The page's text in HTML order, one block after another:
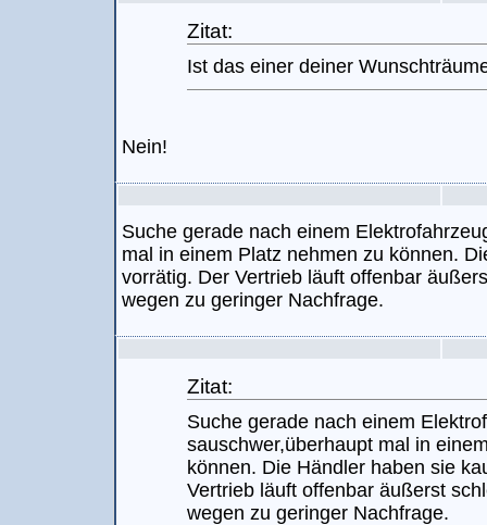
Zitat:
Ist das einer deiner
Nein!
Suche gerade nach einem
mal in einem Platz nehmen zu können.
vorrätig. Der Vertrieb läuft offenbar
wegen zu geringer Nachfrage.
Zitat:
Suche gerade nach einem
sauschwer,überhaupt mal in
können. Die Händler haben sie
Vertrieb läuft offenbar äußerst
wegen zu geringer Nachfrage.